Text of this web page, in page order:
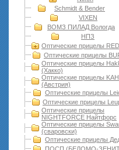
Schmidt & Bender
VIXEN
ВОМЗ ПИЛАД Вологда
НПЗ
Оптические прицелы
Оптические прицелы
Оптические прицелы
(Хакко)
Оптические прицелы
(Австрия)
Оптические прицелы
Оптические прицелы
Оптические прицелы
NIGHTFORCE Найтфорс
Оптические прицелы
(сваровски)
Оптические прицелы